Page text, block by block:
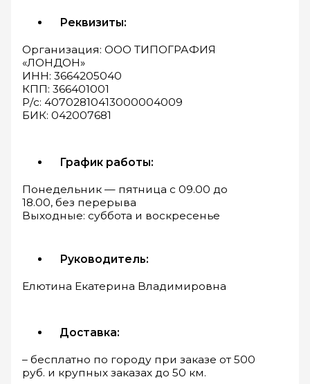
Реквизиты:
Организация: ООО ТИПОГРАФИЯ
«ЛОНДОН»
ИНН: 3664205040
КПП: 366401001
Р/с: 40702810413000004009
БИК: 042007681
График работы:
Понедельник — пятница с 09.00 до
18.00, без перерыва
Выходные: суббота и воскресенье
Руководитель:
Елютина Екатерина Владимировна
Доставка:
– бесплатно по городу при заказе от 500
руб. и крупных заказах до 50 км.